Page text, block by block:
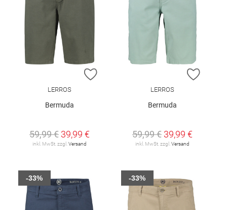
ZUR WUNSCHLISTE HINZUFÜGEN
LERROS
Bermuda
59,99 € 39,99 €
inkl. MwSt. zzgl.Versand
ZUR
LERROS
Bermuda
59,99 € 39,99 €
inkl. MwSt. zzgl.Versand
-33% -33%